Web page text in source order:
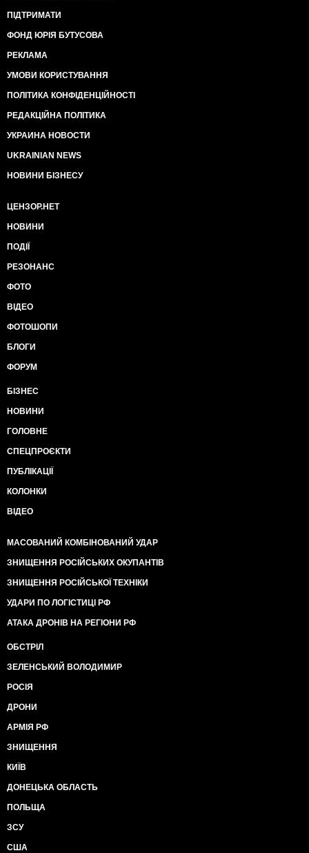
ПІДТРИМАТИ
ФОНД ЮРІЯ БУТУСОВА
РЕКЛАМА
УМОВИ КОРИСТУВАННЯ
ПОЛІТИКА КОНФІДЕНЦІЙНОСТІ
РЕДАКЦІЙНА ПОЛІТИКА
УКРАИНА НОВОСТИ
UKRAINIAN NEWS
НОВИНИ БІЗНЕСУ
ЦЕНЗОР.НЕТ
НОВИНИ
ПОДІЇ
РЕЗОНАНС
ФОТО
ВІДЕО
ФОТОШОПИ
БЛОГИ
ФОРУМ
БІЗНЕС
НОВИНИ
ГОЛОВНЕ
СПЕЦПРОЄКТИ
ПУБЛІКАЦІЇ
КОЛОНКИ
ВІДЕО
МАСОВАНИЙ КОМБІНОВАНИЙ УДАР
ЗНИЩЕННЯ РОСІЙСЬКИХ ОКУПАНТІВ
ЗНИЩЕННЯ РОСІЙСЬКОЇ ТЕХНІКИ
УДАРИ ПО ЛОГІСТИЦІ РФ
АТАКА ДРОНІВ НА РЕГІОНИ РФ
ОБСТРІЛ
ЗЕЛЕНСЬКИЙ ВОЛОДИМИР
РОСІЯ
ДРОНИ
АРМІЯ РФ
ЗНИЩЕННЯ
КИЇВ
ДОНЕЦЬКА ОБЛАСТЬ
ПОЛЬЩА
ЗСУ
США